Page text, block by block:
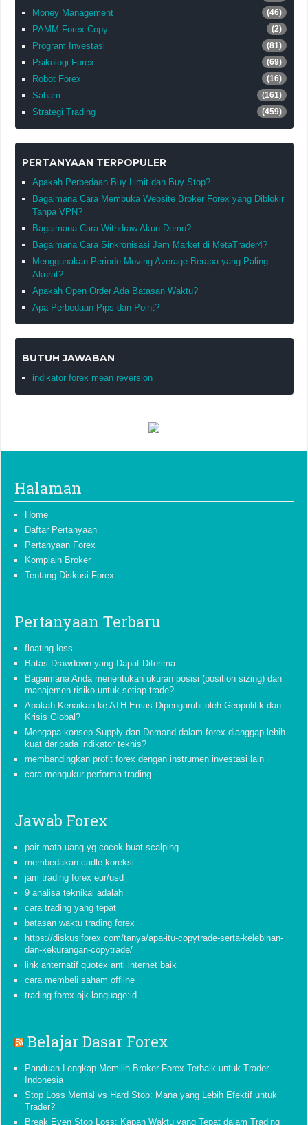
Money Management (46)
PAMM Forex Copy (2)
Program Investasi (81)
Psikologi Forex (69)
Robot Forex (16)
Saham (161)
Strategi Trading (459)
PERTANYAAN TERPOPULER
Apakah Perbedaan Buy Limit dan Buy Stop?
Bagaimana Cara Membuka Website Broker Forex yang Diblokir
Tanpa VPN?
Bagaimana Cara Withdraw Akun Demo?
Bagaimana Cara Sinkronisasi Jam Market di MetaTrader4?
Menggunakan Periode Moving Average Berapa yang Paling
Akurat?
Apakah Open Order Ada Batasan Waktu?
Apa Perbedaan Pips dan Point?
BUTUH JAWABAN
indikator forex mean reversion
Halaman
Home
Daftar Pertanyaan
Pertanyaan Forex
Komplain Broker
Tentang Diskusi Forex
Pertanyaan Terbaru
floating loss
Batas Drawdown yang Dapat Diterima
Bagaimana Anda menentukan ukuran posisi (position sizing) dan
manajemen risiko untuk setiap trade?
Apakah Kenaikan ke ATH Emas Dipengaruhi oleh Geopolitik dan
Krisis Global?
Mengapa konsep Supply dan Demand dalam forex dianggap lebih
kuat daripada indikator teknis?
membandingkan profit forex dengan instrumen investasi lain
cara mengukur performa trading
Jawab Forex
pair mata uang yg cocok buat scalping
membedakan cadle koreksi
jam trading forex eur/usd
9 analisa teknikal adalah
cara trading yang tepat
batasan waktu trading forex
https://diskusiforex com/tanya/apa-itu-copytrade-serta-kelebihan-
dan-kekurangan-copytrade/
link anternatif quotex anti internet baik
cara membeli saham offline
trading forex ojk language:id
Belajar Dasar Forex
Panduan Lengkap Memilih Broker Forex Terbaik untuk Trader
Indonesia
Stop Loss Mental vs Hard Stop: Mana yang Lebih Efektif untuk
Trader?
Break Even Stop Loss: Kapan Waktu yang Tepat dalam Trading